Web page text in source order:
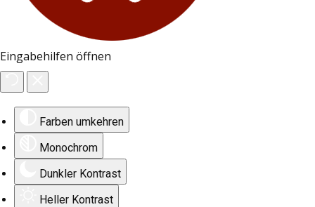
Eingabehilfen öffnen
Farben umkehren
Monochrom
Dunkler Kontrast
Heller Kontrast